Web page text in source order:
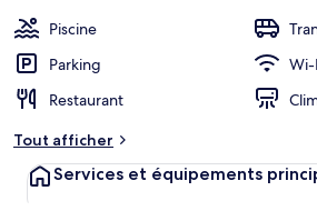
Piscine
Parking
Wi-
Restaurant
Tout afficher
Services et équipements